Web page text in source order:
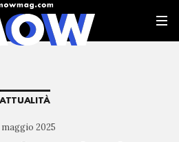
ATTUALITÀ
maggio 2025